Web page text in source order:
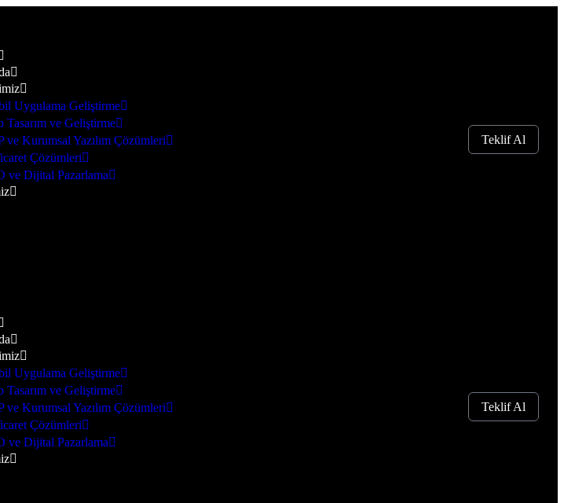
Uygulama Geliştirme
Tasarım ve Geliştirme
ve Kurumsal Yazılım Çözümleri
Çözümleri
ve Dijital Pazarlama
Teklif Al
Uygulama Geliştirme
Tasarım ve Geliştirme
ve Kurumsal Yazılım Çözümleri
Çözümleri
ve Dijital Pazarlama
Teklif Al